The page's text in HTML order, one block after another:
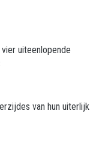
uiteenlopende
van hun uiterlijk